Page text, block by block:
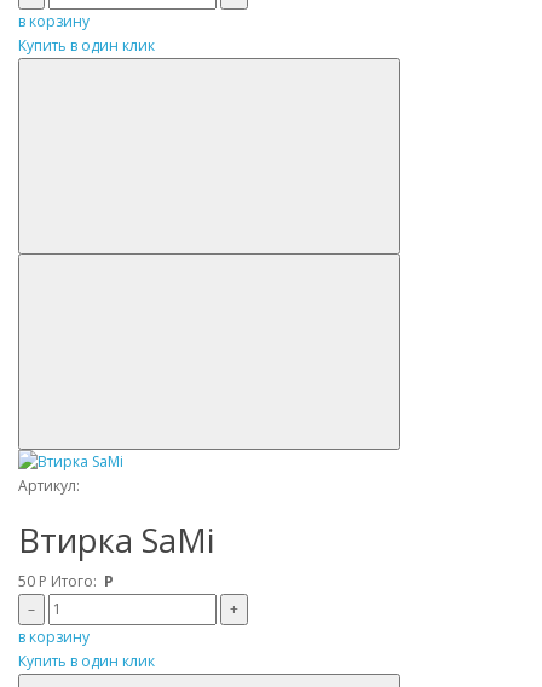
в корзину
Купить в один клик
Артикул:
Втирка SaMi
50 Р Итого: Р
–
+
в корзину
Купить в один клик